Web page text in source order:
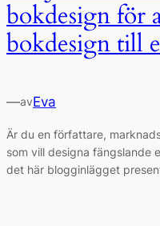
bokdesign för
bokdesign till
—avEva
Är du en författare,
som vill designa fängslande
det här blogginlägget